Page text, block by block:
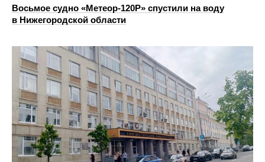
Восьмое судно «Метеор-120Р» спустили на воду
в Нижегородской области